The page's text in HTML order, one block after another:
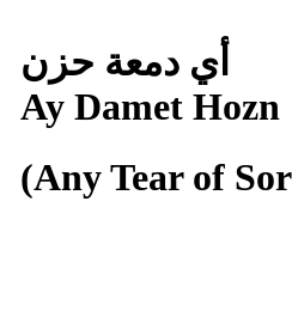
أي دمعة حزن
Ay Damet Hozn
(Any Tear of